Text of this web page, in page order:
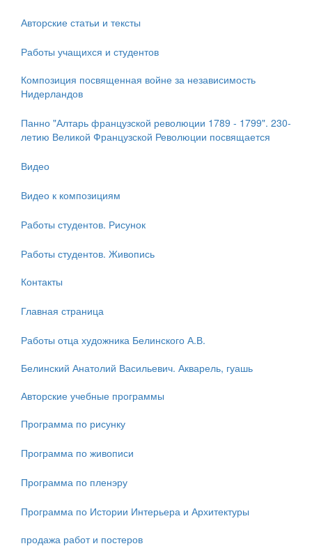
Авторские статьи и тексты
Работы учащихся и студентов
Композиция посвященная войне за независимость
Нидерландов
Панно "Алтарь французской революции 1789 - 1799". 230-
летию Великой Французской Революции посвящается
Видео
Видео к композициям
Работы студентов. Рисунок
Работы студентов. Живопись
Контакты
Главная страница
Работы отца художника Белинского А.В.
Белинский Анатолий Васильевич. Акварель, гуашь
Авторские учебные программы
Программа по рисунку
Программа по живописи
Программа по пленэру
Программа по Истории Интерьера и Архитектуры
продажа работ и постеров